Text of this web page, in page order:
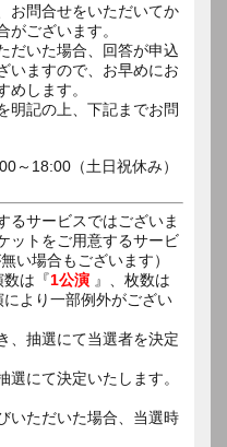
お問合せをいただいてか
がございます。
だいた場合、回答が申込
いますので、お早めにお
めします。
明記の上、下記までお問
18:00（土日祝休み）
るサービスではございま
ットをご用意するサービ
い場合もございます）
数は『1公演 』、枚数は
より一部例外がござい
、抽選にて当選者を決定
選にて決定いたします。
いただいた場合、当選時